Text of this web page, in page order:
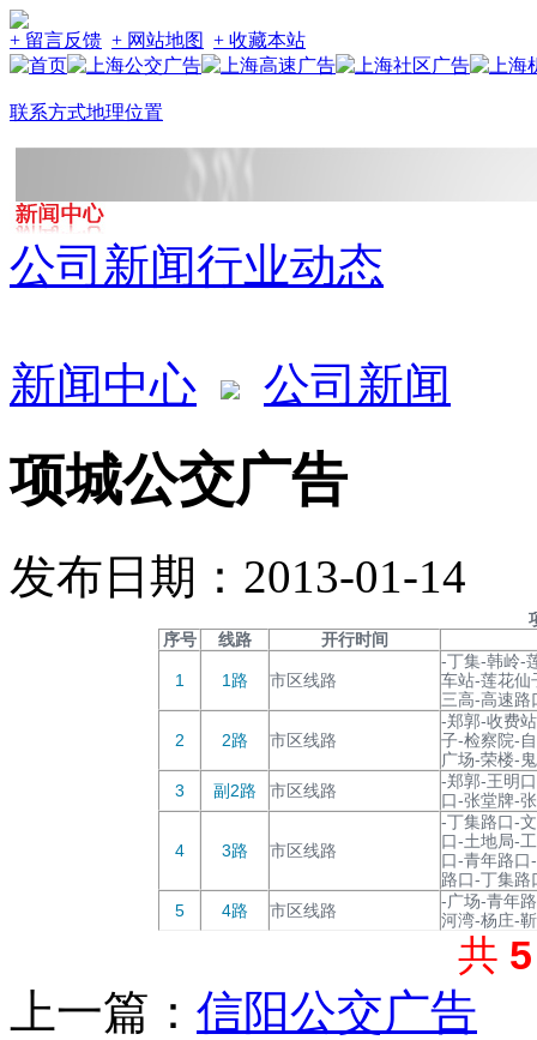
+ 留言反馈 + 网站地图 + 收藏本站
联系方式地理位置
公司新闻行业动态
新闻中心 公司新闻
项城公交广告
发布日期：2013-01-14
序号
线路 开行时间
1 1路 市区线路
-丁集-韩岭-
车站-莲花仙
三高-高速路
2 2路 市区线路
-郑郭-收费
子-检察院-
广场-荣楼-
3
副2路 市区线路
-郑郭-王明
口-张堂牌-
4 3路 市区线路
-丁集路口-
口-土地局-
口-青年路
路口-丁集路
5
4路 市区线路
-广场-青年
河湾-杨庄-
共
上一篇： 信阳公交广告